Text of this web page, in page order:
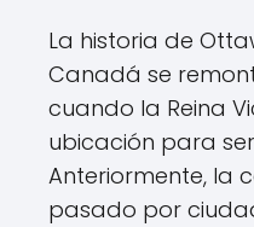
La historia de
Canadá se
cuando la Reina
ubicación para
Anteriormente, la
pasado por